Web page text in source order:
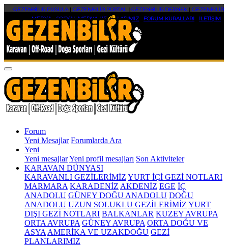
GEZENBİLİR PUSULA| GEZENBİLİR PORTAL| GEZENBİLİR DERNEK| GEZENBİLİR
MEDYA|SOSYAL MEDYA HESAPLARIMIZ FORUM KURALLARI İLETİŞİM
Forum
Yeni Mesajlar Forumlarda Ara
Yeni
Yeni mesajlarYeni profil mesajları Son Aktiviteler
KARAVAN DÜNYASI
KARAVANLI GEZİLERİMİZ YURT İÇİ GEZİ NOTLARI
MARMARA KARADENİZ AKDENİZ EGE İÇ
ANADOLU GÜNEY DOĞU ANADOLU DOĞU
ANADOLU UZUN SOLUKLU GEZİLERİMİZ YURT
DIŞI GEZİ NOTLARI BALKANLAR KUZEY AVRUPA
ORTA AVRUPA GÜNEY AVRUPA ORTA DOĞU VE
ASYA AMERİKA VE UZAKDOĞU GEZİ
PLANLARIMIZ